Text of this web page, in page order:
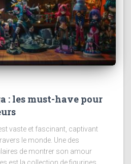
: les must-have pour
vaste et fascinant, captivant
le monde. Une des
de montrer son amour